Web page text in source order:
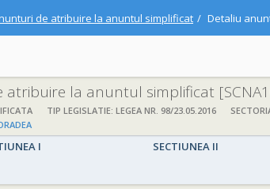
de atribuire la anuntul simplificat Detaliu
atribuire la anuntul simplificat
TIP LEGISLATIE: LEGEA NR. 98/23.05.2016
I SECTIUNEA II